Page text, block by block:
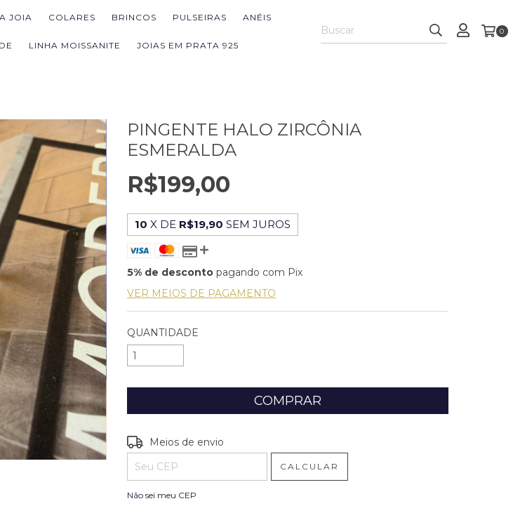
JOIA COLARES BRINCOS PULSEIRAS ANÉIS
LINHA MOISSANITE JOIAS EM PRATA 925
0
PINGENTE HALO ZIRCÔNIA
ESMERALDA
R$199,00
10 X DE R$19,90 SEM JUROS
5% de desconto pagando com Pix
VER MEIOS DE PAGAMENTO
QUANTIDADE
Entregas para o CEP:
Meios de envio
CALCULAR
Não sei meu CEP